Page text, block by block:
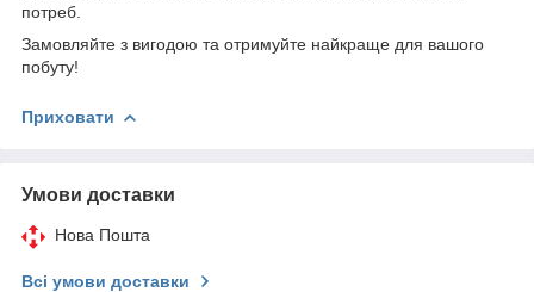
потреб.
Замовляйте з вигодою та отримуйте найкраще для вашого
побуту!
Приховати
Умови доставки
Нова Пошта
Всі умови доставки